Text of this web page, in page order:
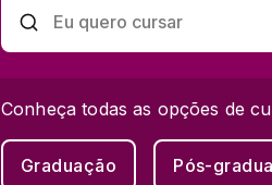
Conheça todas as opções de
Graduação Pós-